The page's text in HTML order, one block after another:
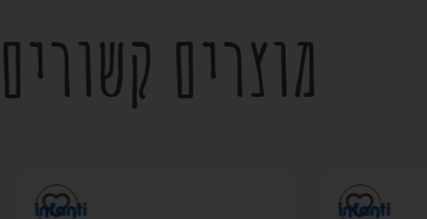
מוצרים קשורים